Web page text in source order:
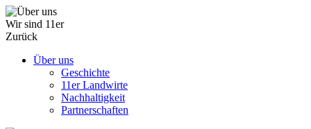
Wir sind 11er
Zurück
Über uns
Geschichte
11er Landwirte
Nachhaltigkeit
Partnerschaften